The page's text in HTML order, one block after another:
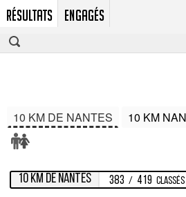
RÉSULTATS ENGAGÉS
10 KM DE NANTES 10 KM
10 KM DE NANTES 383 / 419 Classés